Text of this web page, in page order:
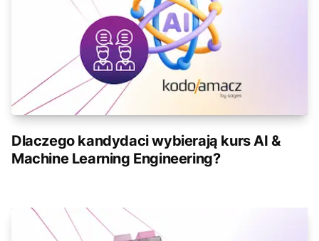
Dlaczego kandydaci wybierają kurs AI &
Machine Learning Engineering?